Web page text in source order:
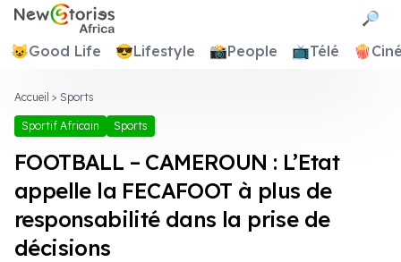
Newstories Africa
🔎
😺Good Life 😎Lifestyle 📸People 📺Télé 🍿
Accueil > Sports
Sportif Africain Sports
FOOTBALL – CAMEROUN : L’Etat
appelle la FECAFOOT à plus de
responsabilité dans la prise de
décisions